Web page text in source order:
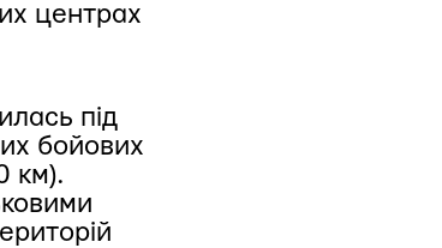
центрах
під
бойових
км).